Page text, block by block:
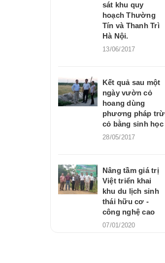
sát khu quy
hoạch Thường
Tín và Thanh Trì
Hà Nội.
13/06/2017
Kết quả sau một
ngày vườn cỏ
hoang dùng
phương pháp trừ
cỏ bằng sinh học
28/05/2017
Nâng tầm giá trị
Việt triển khai
khu du lịch sinh
thái hữu cơ -
công nghệ cao
07/01/2020